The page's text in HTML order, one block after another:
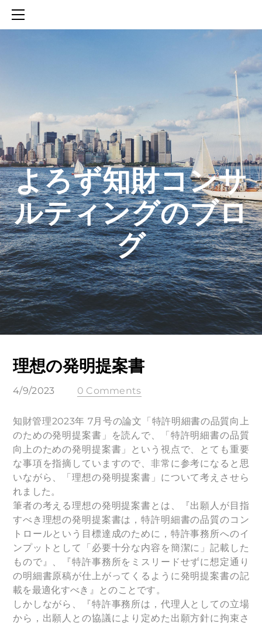
​よろず知財コンサ
ルティングのブロ
グ
理想の発明提案書
4/9/2023 0 Comments
知財管理2023年 7月号の論文「特許明細書の品質向上
のための発明提案書」を読んで、「特許明細書の品質
向上のための発明提案書」という視点で、とても重要
な事項を指摘していますので、非常に参考になると思
いながら、「理想の発明提案書」について考えさせら
れました。
筆者の考える理想の発明提案書とは、『出願人が目指
すべき理想の発明提案書は，特許明細書の品質のコン
トロールという目標達成のために，特許事務所へのイ
ンプットとして「必要十分な内容を簡潔に」記載した
もので』、『特許事務所をミスリードせずに想定通り
の明細書原稿が仕上がってくるように発明提案書の記
載を最適化すべき』とのことです。
しかしながら、『特許事務所は，代理人としての立場
から，出願人との協議により定めた出願方針に拘束さ
SERVICES
知財活動のROICへの貢献
生成AIを活用した知財戦略の策定方法
生成AIとの「壁打ち」で、新たな発明を創出する方法